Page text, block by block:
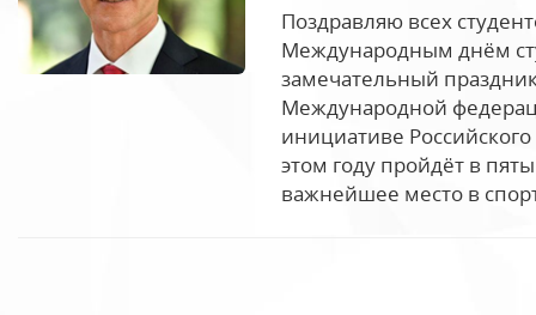
Поздравляю всех
Международным днём
замечательный
Международной
инициативе
этом году пройдёт в
важнейшее место в